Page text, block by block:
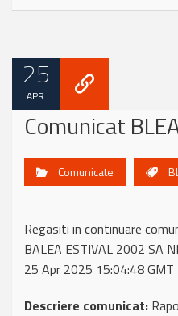
25
APR.
Comunicat
Comunicate
Regasiti in continuare
BALEA ESTIVAL 2002 SA
25 Apr 2025 15:04:48 GMT
Descriere comunicat: